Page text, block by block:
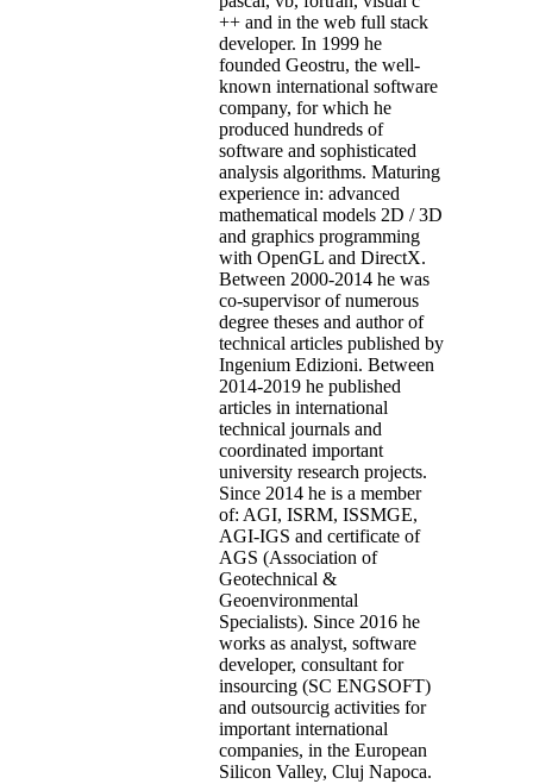
++ and in the web full stack
developer. In 1999 he
founded Geostru, the well-
known international software
company, for which he
produced hundreds of
software and sophisticated
analysis algorithms. Maturing
experience in: advanced
mathematical models 2D / 3D
and graphics programming
with OpenGL and DirectX.
Between 2000-2014 he was
co-supervisor of numerous
degree theses and author of
technical articles published by
Ingenium Edizioni. Between
2014-2019 he published
articles in international
technical journals and
coordinated important
university research projects.
Since 2014 he is a member
of: AGI, ISRM, ISSMGE,
AGI-IGS and certificate of
AGS (Association of
Geotechnical &
Geoenvironmental
Specialists). Since 2016 he
works as analyst, software
developer, consultant for
insourcing (SC ENGSOFT)
and outsourcig activities for
important international
companies, in the European
Silicon Valley, Cluj Napoca.